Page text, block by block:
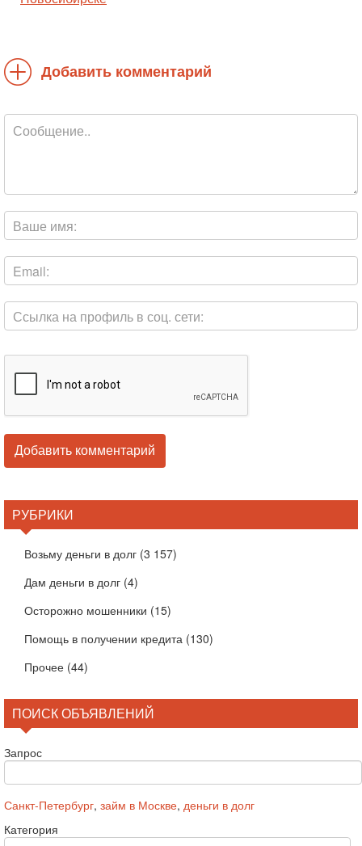
Добавить комментарий
РУБРИКИ
Возьму деньги в долг (3 157)
Дам деньги в долг (4)
Осторожно мошенники (15)
Помощь в получении кредита (130)
Прочее (44)
ПОИСК ОБЪЯВЛЕНИЙ
Запрос
Санкт-Петербург, займ в Москве, деньги в долг
Категория